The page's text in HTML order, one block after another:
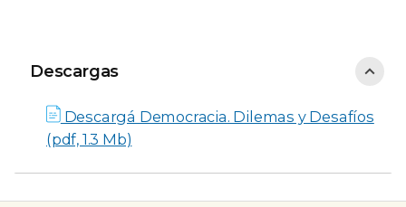
Descargas
Descargas
Descargá Democracia. Dilemas y Desafíos
(pdf, 1.3 Mb)